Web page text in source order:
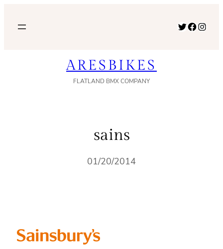
Twitter Facebook Instagram
ARESBIKES
FLATLAND BMX COMPANY
sains
01/20/2014